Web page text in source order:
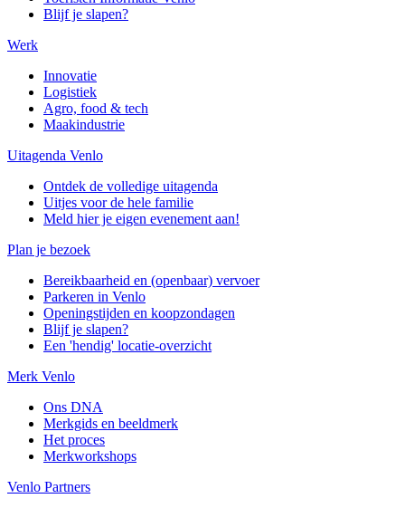
Blijf je slapen?
Werk
Innovatie
Logistiek
Agro, food & tech
Maakindustrie
Uitagenda Venlo
Ontdek de volledige uitagenda
Uitjes voor de hele familie
Meld hier je eigen evenement aan!
Plan je bezoek
Bereikbaarheid en (openbaar) vervoer
Parkeren in Venlo
Openingstijden en koopzondagen
Blijf je slapen?
Een 'hendig' locatie-overzicht
Merk Venlo
Ons DNA
Merkgids en beeldmerk
Het proces
Merkworkshops
Venlo Partners